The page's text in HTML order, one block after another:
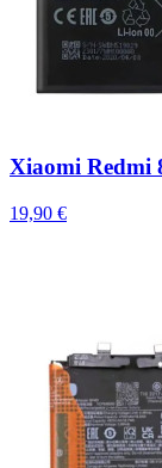
Xiaomi Redmi
19,90 €